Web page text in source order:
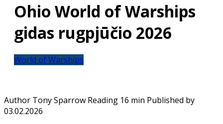
Ohio World of Warships
gidas rugpjūčio 2026
World of Warships
Author Tony Sparrow Reading 16 min Published by
03.02.2026